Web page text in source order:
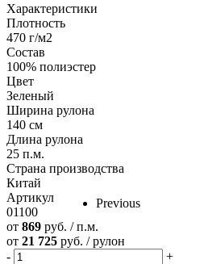
Previous
Характеристики
Плотность
470 г/м2
Состав
100% полиэстер
Цвет
Зеленый
Ширина рулона
140 см
Длина рулона
25 п.м.
Страна производства
Китай
Артикул
01100
от 869 руб. / п.м.
от 21 725 руб. / рулон
-
+